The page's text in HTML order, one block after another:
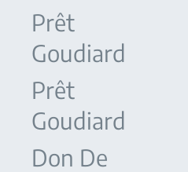
Prêt
Goudiard
Prêt
Goudiard
Don De